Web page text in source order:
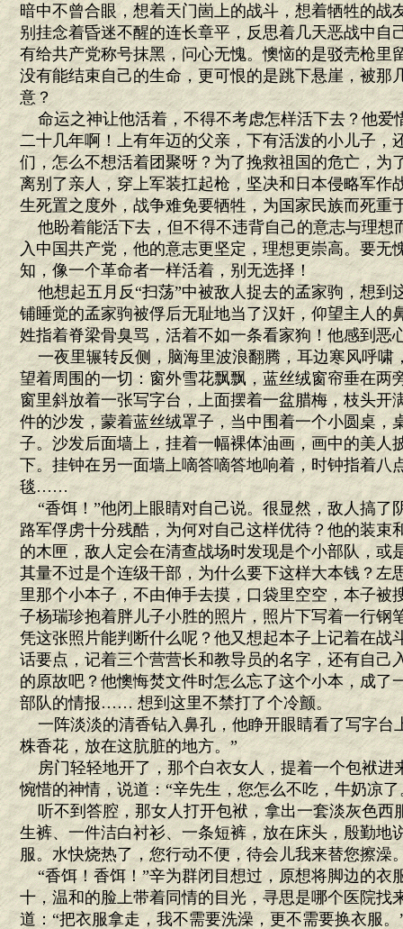
暗中不曾合眼，想着天门崮上的战斗，想着牺牲的战
别挂念着昏迷不醒的连长章平，反思着几天恶战中自
有给共产党称号抹黑，问心无愧。懊恼的是驳壳枪里
没有能结束自己的生命，更可恨的是跳下悬崖，被那
意？
命运之神让他活着，不得不考虑怎样活下去？他爱
二十几年啊！上有年迈的父亲，下有活泼的小儿子，
们，怎么不想活着团聚呀？为了挽救祖国的危亡，为
离别了亲人，穿上军装扛起枪，坚决和日本侵略军作
生死置之度外，战争难免要牺牲，为国家民族而死重
他盼着能活下去，但不得不违背自己的意志与理想
入中国共产党，他的意志更坚定，理想更崇高。要无
知，像一个革命者一样活着，别无选择！
他想起五月反“扫荡”中被敌人捉去的孟家驹，想到
铺睡觉的孟家驹被俘后无耻地当了汉奸，仰望主人的
姓指着脊梁骨臭骂，活着不如一条看家狗！他感到恶
一夜里辗转反侧，脑海里波浪翻腾，耳边寒风呼啸
望着周围的一切：窗外雪花飘飘，蓝丝绒窗帘垂在两
窗里斜放着一张写字台，上面摆着一盆腊梅，枝头开
件的沙发，蒙着蓝丝绒罩子，当中围着一个小圆桌，
子。沙发后面墙上，挂着一幅裸体油画，画中的美人
下。挂钟在另一面墙上嘀答嘀答地响着，时钟指着八
毯……
“香饵！”他闭上眼睛对自己说。很显然，敌人搞了
路军俘虏十分残酷，为何对自己这样优待？他的装束
的木匣，敌人定会在清查战场时发现是个小部队，或
其量不过是个连级干部，为什么要下这样大本钱？左
里那个小本子，不由伸手去摸，口袋里空空，本子被
子杨瑞珍抱着胖儿子小胜的照片，照片下写着一行钢
凭这张照片能判断什么呢？他又想起本子上记着在战
话要点，记着三个营营长和教导员的名字，还有自
的原故吧？他懊悔焚文件时怎么忘了这个小本，成了
部队的情报…… 想到这里不禁打了个冷颤。
一阵淡淡的清香钻入鼻孔，他睁开眼睛看了写字台
株香花，放在这肮脏的地方。”
房门轻轻地开了，那个白衣女人，提着一个包袱进
惋惜的神情，说道：“辛先生，您怎么不吃，牛奶凉了
听不到答腔，那女人打开包袱，拿出一套淡灰色西
生裤、一件洁白衬衫、一条短裤，放在床头，殷勤地
服。水快烧热了，您行动不便，待会儿我来替您擦澡
“香饵！香饵！”辛为群闭目想过，原想将脚边的衣
十，温和的脸上带着同情的目光，寻思是哪个医院找
道：“把衣服拿走，我不需要洗澡，更不需要换衣服。